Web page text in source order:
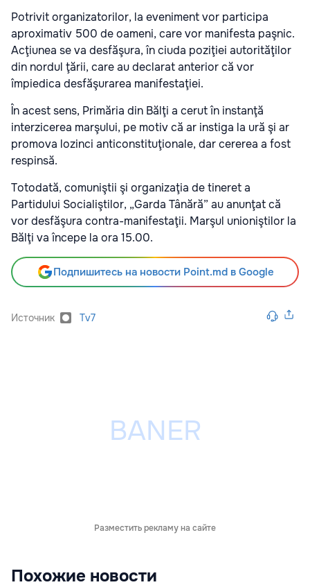
Potrivit organizatorilor, la eveniment vor participa
aproximativ 500 de oameni, care vor manifesta paşnic.
Acţiunea se va desfăşura, în ciuda poziţiei autorităţilor
din nordul ţării, care au declarat anterior că vor
împiedica desfăşurarea manifestaţiei.
În acest sens, Primăria din Bălţi a cerut în instanţă
interzicerea marşului, pe motiv că ar instiga la ură şi ar
promova lozinci anticonstituţionale, dar cererea a fost
respinsă.
Totodată, comuniştii şi organizaţia de tineret a
Partidului Socialiştilor, „Garda Tânără” au anunţat că
vor desfăşura contra-manifestaţii. Marşul unioniştilor la
Bălţi va începe la ora 15.00.
Подпишитесь на новости Point.md в Google
Источник Tv7
Разместить рекламу на сайте
Похожие новости